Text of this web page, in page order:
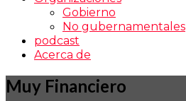
Gobierno
No gubernamentales
podcast
Acerca de
Muy Financiero